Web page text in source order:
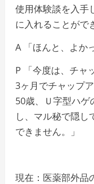
使用体験談を入手
に入れることがで
A 「ほんと、よか
P 「今度は、チャ
3ヶ月でチャップ
50歳、Ｕ字型ハ
し、マル秘で隠し
できません。」
現在：医薬部外品